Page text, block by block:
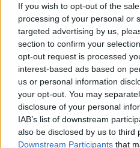
If you wish to opt-out of the
processing of your personal or
targeted advertising by us,
section to confirm your
opt-out request is processed
interest-based ads based on
us or personal information
your opt-out. You may
disclosure of your personal
IAB’s list of downstream
also be disclosed by us to third
Downstream Participants that
per indirizzare le indagini ovvero
I militari della Stazione di Lari
percorso investigativo, mediante
polizia, attraverso la visione e
sistemi di video sorveglianza e
provenienti da altre fonti, fra
numerosi eventi delittuosi
all’interno di diverse attività
Pisa, infine incrociando una serie
convergenti. Il complesso di
di Lari: